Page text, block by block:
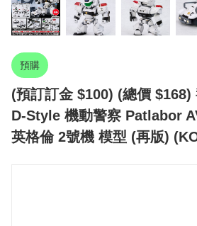
預購
(預訂訂金 $100) (總價
D-Style 機動警察 Patlabor
英格倫 2號機 模型 (再版)